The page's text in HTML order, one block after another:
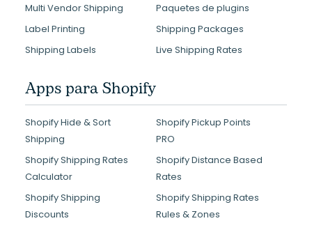
Multi Vendor Shipping
Paquetes de plugins
Label Printing
Shipping Packages
Shipping Labels
Live Shipping Rates
Apps para Shopify
Shopify Hide & Sort
Shipping
Shopify Pickup Points
PRO
Shopify Shipping Rates
Calculator
Shopify Distance Based
Rates
Shopify Shipping
Discounts
Shopify Shipping Rates
Rules & Zones